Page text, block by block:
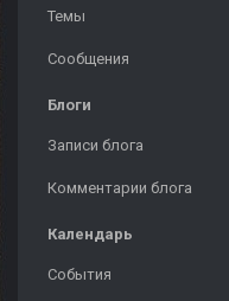
Темы
Сообщения
Блоги
Записи блога
Комментарии блога
Календарь
События